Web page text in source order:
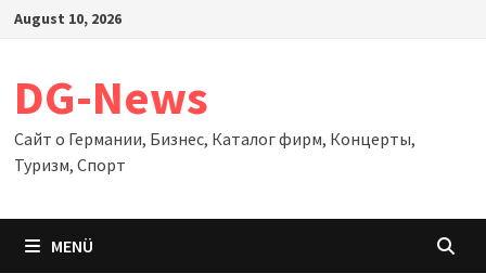
Zum
August 10, 2026
DG-News
Сайт о Германии, Бизнес, Каталог фирм, Концерты,
Туризм, Спорт
MENÜ